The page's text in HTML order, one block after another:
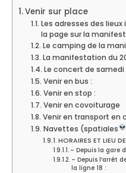
Venir sur place
Les adresses des
la page sur la
Le camping de la
La manifestation du
Le concert de samedi
Venir en bus :
Venir en stop :
Venir en covoiturage
Venir en transport en
Navettes (spatiales
HORAIRES ET LIEU
– Depuis la gare
– Depuis l’arrêt
la ligne 18 :